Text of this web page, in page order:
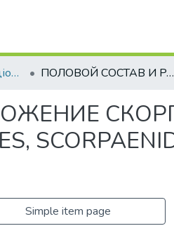
Вісник Одеського національного університету. Біологія ПОЛОВОЙ СОСТАВ И РАЗМНОЖЕНИЕ СКОРПЕНЫ SCORPAENA PORCUS L. (SCORPAENIFORMES, SCORPAENIDAE) В ПРИБРЕЖНЫХ ВОДАХ ОСТРОВА ЗМЕИНЫЙ
Simple item page